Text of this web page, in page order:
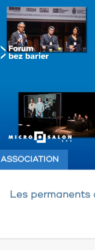
ASSOCIATION
Les permanents